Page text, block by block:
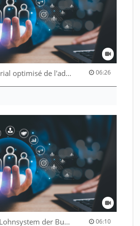
Le système salarial optimisé de l'administration fédérale 06:26
Das optimierte Lohnsystem der Bundesverwaltung 06:10